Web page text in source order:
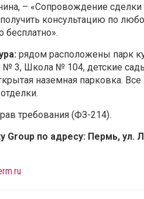
– «Сопровождение
консультацию по
рядом расположены парк
№ 3, Школа № 104, детские
наземная парковка.
требования (ФЗ-214).
по адресу: Пермь, ул.